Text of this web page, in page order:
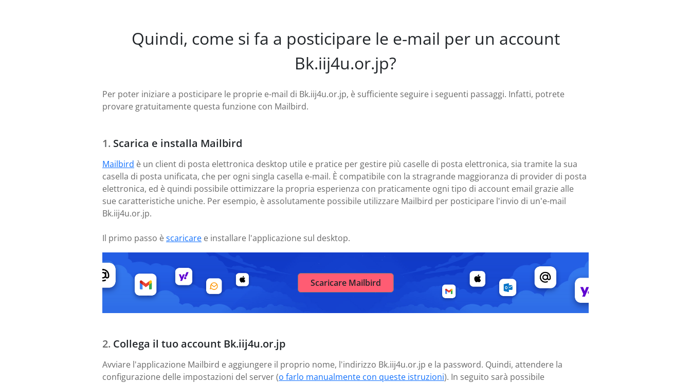
Quindi, come si fa a posticipare le e-mail per un account
Bk.iij4u.or.jp?
Per poter iniziare a posticipare le proprie e-mail di Bk.iij4u.or.jp, è sufficiente seguire i seguenti passaggi. Infatti, potrete
provare gratuitamente questa funzione con Mailbird.
Scarica e installa Mailbird
Mailbird è un client di posta elettronica desktop utile e pratice per gestire più caselle di posta elettronica, sia tramite la sua
casella di posta unificata, che per ogni singla casella e-mail. È compatibile con la stragrande maggioranza di provider di posta
elettronica, ed è quindi possibile ottimizzare la propria esperienza con praticamente ogni tipo di account email grazie alle
sue caratteristiche uniche. Per esempio, è assolutamente possibile utilizzare Mailbird per posticipare l'invio di un'e-mail
Bk.iij4u.or.jp.
Il primo passo èscaricare e installare l'applicazione sul desktop.
Scaricare Mailbird
Collega il tuo account Bk.iij4u.or.jp
Avviare l'applicazione Mailbird e aggiungere il proprio nome, l'indirizzo Bk.iij4u.or.jp e la password. Quindi, attendere la
configurazione delle impostazioni del server (o farlo manualmente con queste istruzioni). In seguito sarà possibile